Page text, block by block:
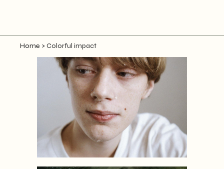
Home > Colorful impact